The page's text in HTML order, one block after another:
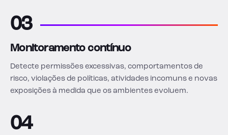
03
Monitoramento contínuo
Detecte permissões excessivas, comportamentos de
risco, violações de políticas, atividades incomuns e novas
exposições à medida que os ambientes evoluem.
04